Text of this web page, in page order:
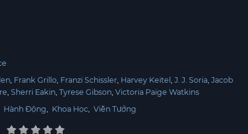
Frank Grillo Franzi Schissler Harvey Keitel J. J. Soria Jacob
Sherri Eakin Tyrese Gibson Victoria Paige Watkins
Hành Động, Khoa Học, Viễn Tưởng